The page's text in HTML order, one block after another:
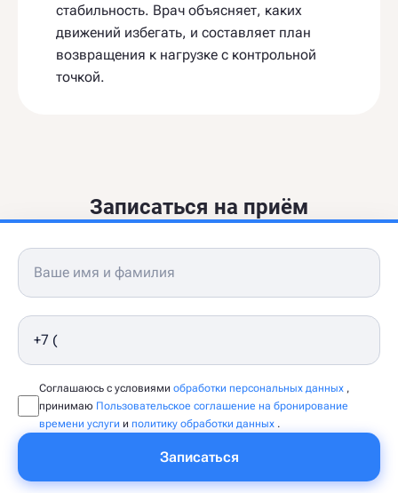
стабильность. Врач объясняет, каких
движений избегать, и составляет план
возвращения к нагрузке с контрольной
точкой.
Записаться на приём
Соглашаюсь с условиями обработки персональных данных ,
принимаю Пользовательское соглашение на бронирование
времени услуги и политику обработки данных .
Записаться